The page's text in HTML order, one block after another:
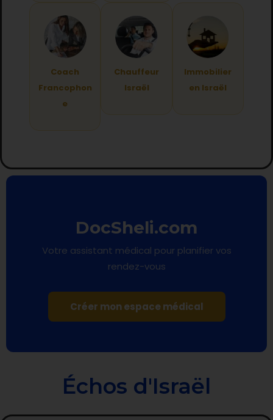
Coach
Francophon
e
Chauffeur
Israël
Immobilier
en Israël
DocSheli.com
Votre assistant médical pour planifier vos
rendez-vous
Créer mon espace médical
Échos d'Israël